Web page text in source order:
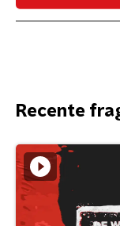
Recente